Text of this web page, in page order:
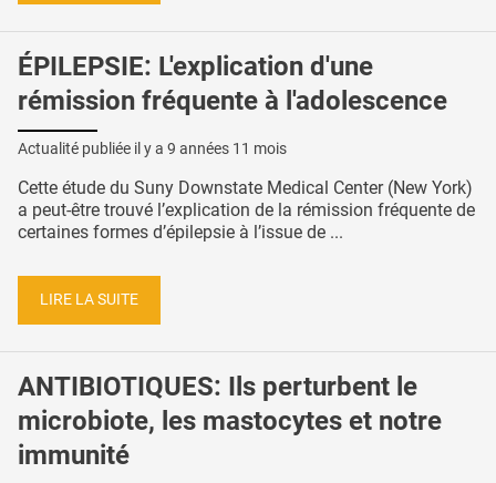
ÉPILEPSIE: L'explication d'une
rémission fréquente à l'adolescence
Actualité publiée il y a 9 années 11 mois
Cette étude du Suny Downstate Medical Center (New York)
a peut-être trouvé l’explication de la rémission fréquente de
certaines formes d’épilepsie à l’issue de ...
LIRE LA SUITE
ANTIBIOTIQUES: Ils perturbent le
microbiote, les mastocytes et notre
immunité